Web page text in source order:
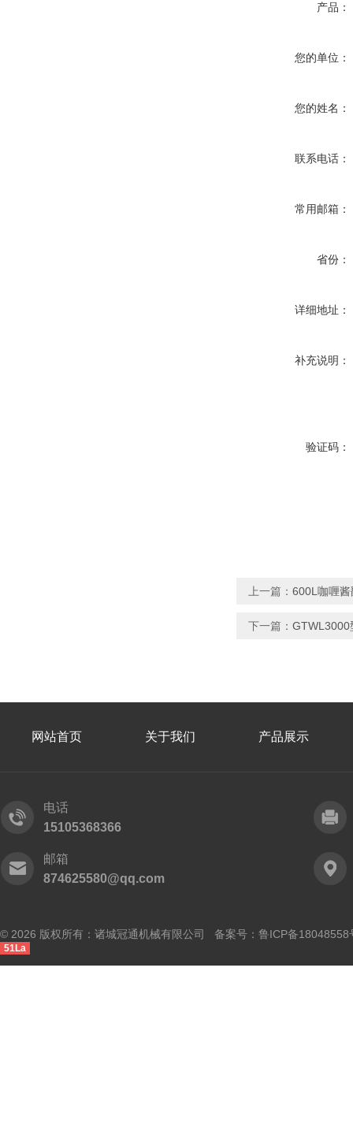
产品：
您的单位：
您的姓名：
联系电话：
常用邮箱：
省份：
详细地址：
补充说明：
验证码：
上一篇： 600L咖喱
下一篇： GTWL3000
网站首页 关于我们 产品展示
电话
15105368366
邮箱
874625580@qq.com
© 2026 版权所有：诸城冠通机械有限公司 备案号： 鲁ICP备18048558
51La